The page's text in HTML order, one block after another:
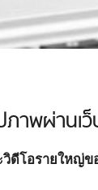
าพผ่านเว็
ดีโอรายใหญ่ข